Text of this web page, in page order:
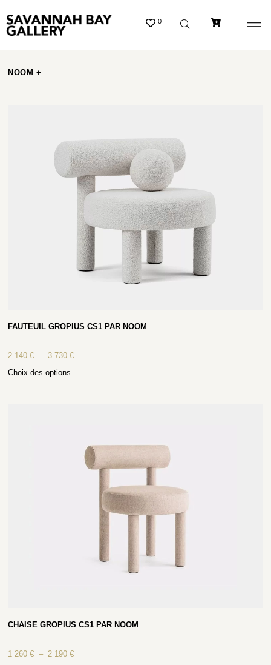
0
NOOM +
FAUTEUIL GROPIUS CS1 PAR NOOM
2 140€ – 3 730€
Choix des options
CHAISE GROPIUS CS1 PAR NOOM
1 260€ – 2 190€